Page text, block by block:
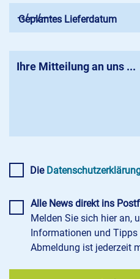
Geplantes Lieferdatum
Die
Alle News direkt ins
Melden Sie sich hier an,
Informationen und Tipps
Abmeldung ist jederzeit